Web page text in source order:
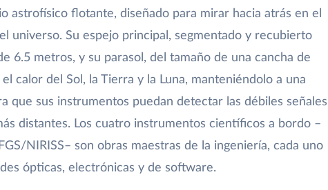
astrofísico flotante, diseñado para mirar hacia atrás en el
universo. Su espejo principal, segmentado y recubierto
6.5 metros, y su parasol, del tamaño de una cancha de
calor del Sol, la Tierra y la Luna, manteniéndolo a una
que sus instrumentos puedan detectar las débiles señales
distantes. Los cuatro instrumentos científicos a bordo –
NIRISS– son obras maestras de la ingeniería, cada uno
ópticas, electrónicas y de software.